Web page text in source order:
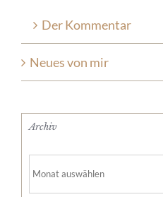
Der Kommentar
Neues von mir
Archiv